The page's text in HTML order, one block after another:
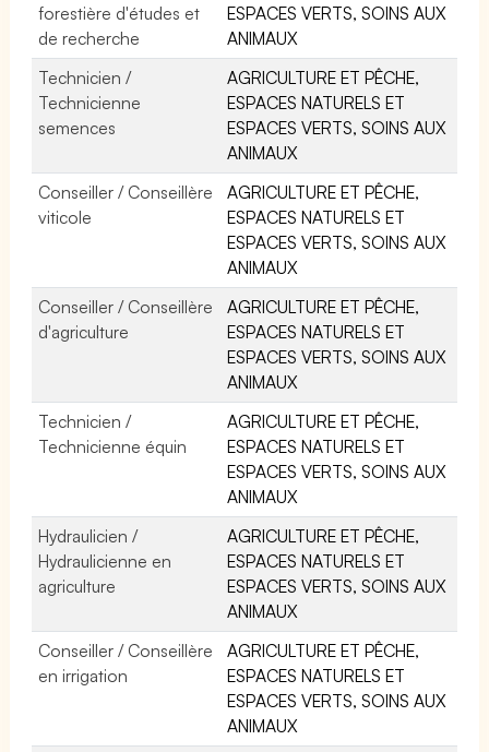
forestière d'études et
de recherche
ESPACES VERTS, SOINS AUX
ANIMAUX
Technicien /
Technicienne
semences
AGRICULTURE ET PÊCHE,
ESPACES NATURELS ET
ESPACES VERTS, SOINS AUX
ANIMAUX
Conseiller / Conseillère
viticole
AGRICULTURE ET PÊCHE,
ESPACES NATURELS ET
ESPACES VERTS, SOINS AUX
ANIMAUX
Conseiller / Conseillère
d'agriculture
AGRICULTURE ET PÊCHE,
ESPACES NATURELS ET
ESPACES VERTS, SOINS AUX
ANIMAUX
Technicien /
Technicienne équin
AGRICULTURE ET PÊCHE,
ESPACES NATURELS ET
ESPACES VERTS, SOINS AUX
ANIMAUX
Hydraulicien /
Hydraulicienne en
agriculture
AGRICULTURE ET PÊCHE,
ESPACES NATURELS ET
ESPACES VERTS, SOINS AUX
ANIMAUX
Conseiller / Conseillère
en irrigation
AGRICULTURE ET PÊCHE,
ESPACES NATURELS ET
ESPACES VERTS, SOINS AUX
ANIMAUX